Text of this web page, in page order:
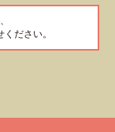
ださい。